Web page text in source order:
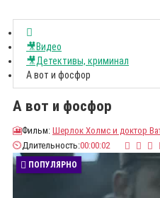
🎥Видео
🎥Детективы, криминал
А вот и фосфор
А вот и фосфор
🎦Фильм: Шерлок Холмс и доктор
⏲️Длительность:00:00:02
ПОПУЛЯРНО